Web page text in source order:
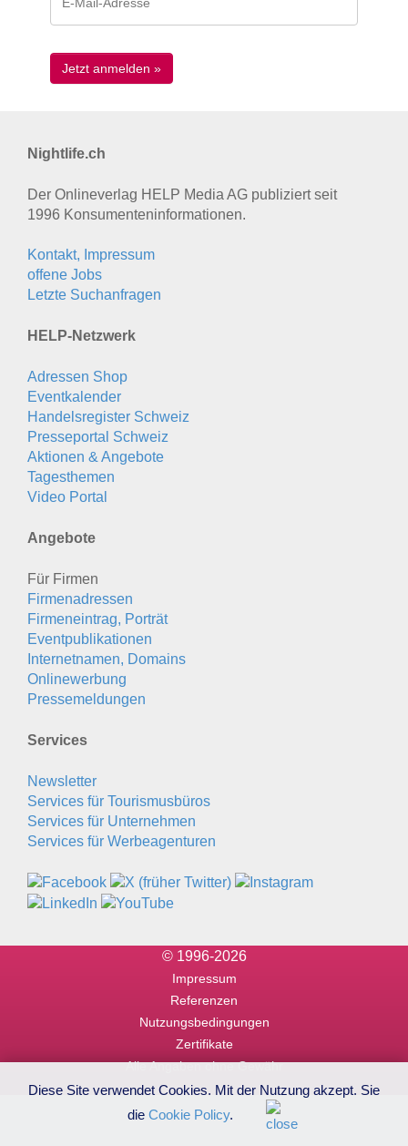
Nightlife.ch
Der Onlineverlag HELP Media AG publiziert seit
1996 Konsumenten­informationen.
Kontakt, Impressum
offene Jobs
Letzte Suchanfragen
HELP-Netzwerk
Adressen Shop
Eventkalender
Handelsregister Schweiz
Presseportal Schweiz
Aktionen & Angebote
Tagesthemen
Video Portal
Angebote
Für Firmen
Firmenadressen
Firmeneintrag, Porträt
Eventpublikationen
Internetnamen, Domains
Onlinewerbung
Pressemeldungen
Services
Newsletter
Services für Tourismusbüros
Services für Unternehmen
Services für Werbeagenturen
© 1996-2026
Impressum
Referenzen
Nutzungsbedingungen
Zertifikate
Alle Angaben ohne Gewähr
Diese Site verwendet Cookies. Mit der Nutzung akzept. Sie
die Cookie Policy.